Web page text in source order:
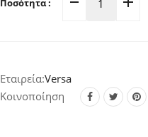
Σετ
Διάφανη
Versa
Κοινοποίηση